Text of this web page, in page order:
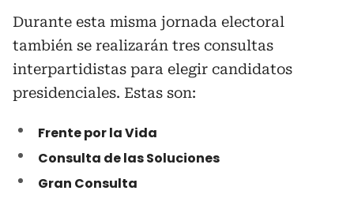
Durante esta misma jornada electoral
también se realizarán tres consultas
interpartidistas para elegir candidatos
presidenciales. Estas son:
Frente por la Vida
Consulta de las Soluciones
Gran Consulta